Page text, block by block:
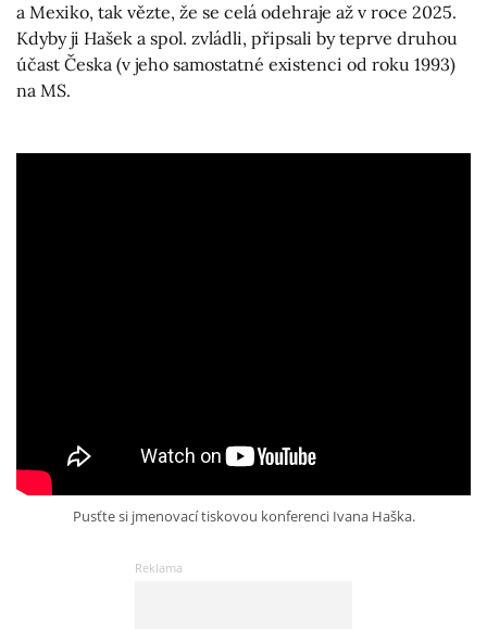
a Mexiko, tak vězte, že se celá odehraje až v roce 2025.
Kdyby ji Hašek a spol. zvládli, připsali by teprve druhou
účast Česka (v jeho samostatné existenci od roku 1993)
na MS.
Pusťte si jmenovací tiskovou konferenci Ivana Haška.